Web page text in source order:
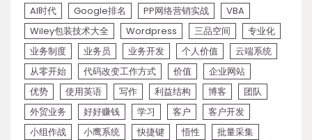
AI时代 Google排名 PP网络营销实战
VBA
Wiley包装技术大全
Wordpress 三品空间
专业化
业务制度
业务员 业务开发 个人价值
云端系统
从零开始
代码改变工作方式 价值
企业网站
优势
使用英语 写作 利益结构 博客
团队
外贸业务
好好赚钱 学习 客户
客户开发
小组作战
小鹰系统 快捷键 悟性
批量采集